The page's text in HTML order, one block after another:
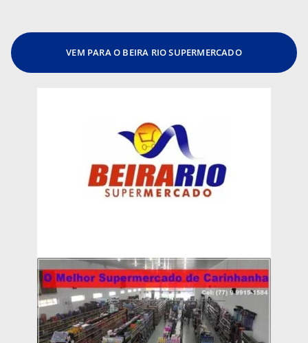
VEM PARA O BEIRA RIO SUPERMERCADO